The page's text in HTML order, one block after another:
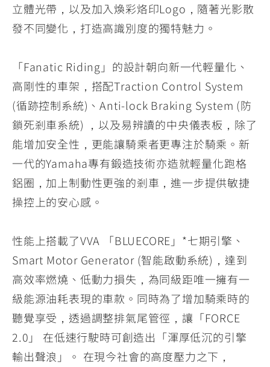
立體光帶，以及加入煥彩烙印Logo，隨著光影散
發不同變化，打造高識別度的獨特魅力。
「Fanatic Riding」的設計朝向新一代輕量化、
高剛性的車架，搭配Traction Control System
(循跡控制系統)、Anti-lock Braking System (防
鎖死剎車系統) ，以及易辨讀的中央儀表板，除了
能增加安全性，更能讓騎乘者更專注於騎乘。新
一代的Yamaha專有鍛造技術亦造就輕量化跑格
鋁圈，加上制動性更強的剎車，進一步提供敏捷
操控上的安心感。
性能上搭載了VVA 「BLUECORE」*七期引擎、
Smart Motor Generator (智能啟動系統)，達到
高效率燃燒、低動力損失，為同級距唯一擁有一
級能源油耗表現的車款。同時為了增加騎乘時的
聽覺享受，透過調整排氣尾管徑，讓「FORCE
2.0」 在低速行駛時可創造出「渾厚低沉的引擎
輸出聲浪」。 在現今社會的高度壓力之下，